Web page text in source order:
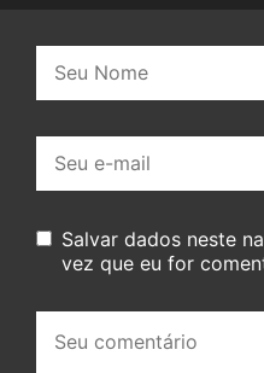
mail:
Salvar dados neste
vez que eu for
comentário: